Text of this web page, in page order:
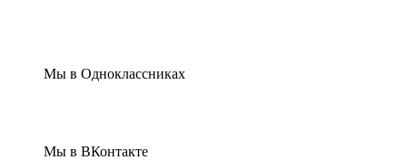
Мы в Одноклассниках
Мы в ВКонтакте